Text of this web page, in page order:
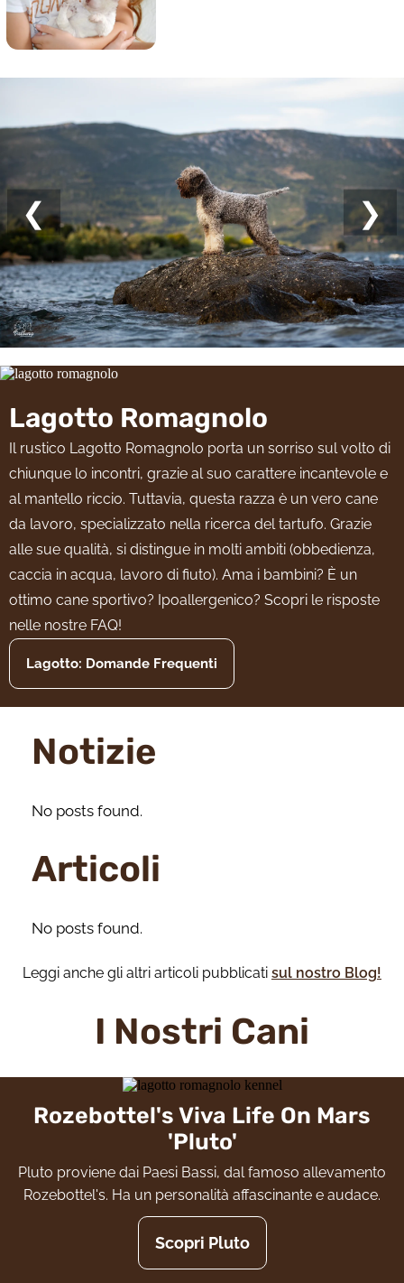
❮ ❯
Lagotto Romagnolo
Il rustico Lagotto Romagnolo porta un sorriso sul volto di
chiunque lo incontri, grazie al suo carattere incantevole e
al mantello riccio. Tuttavia, questa razza è un vero cane
da lavoro, specializzato nella ricerca del tartufo. Grazie
alle sue qualità, si distingue in molti ambiti (obbedienza,
caccia in acqua, lavoro di fiuto). Ama i bambini? È un
ottimo cane sportivo? Ipoallergenico? Scopri le risposte
nelle nostre FAQ!
Lagotto: Domande Frequenti
Notizie
No posts found.
Articoli
No posts found.
Leggi anche gli altri articoli pubblicati sul nostro Blog!
I Nostri Cani
Rozebottel's Viva Life On Mars
'Pluto'
Pluto proviene dai Paesi Bassi, dal famoso allevamento
Rozebottel's. Ha un personalità affascinante e audace.
Scopri Pluto